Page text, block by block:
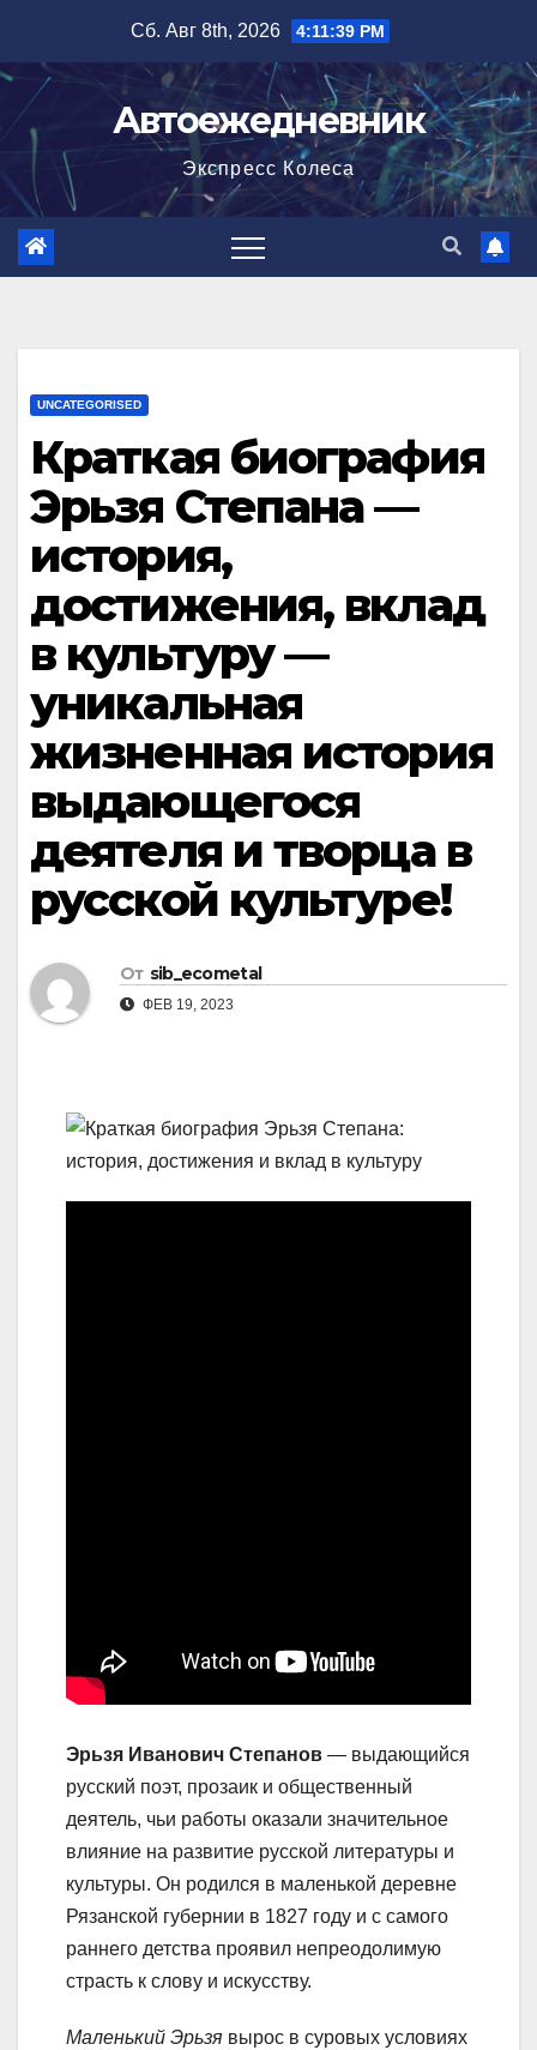
содержимому
Сб. Авг 8th, 2026 4:11:40 PM
Автоежедневник
Экспресс Колеса
UNCATEGORISED
Краткая биография
Эрьзя Степана —
история,
достижения, вклад
в культуру —
уникальная
жизненная история
выдающегося
деятеля и творца в
русской культуре!
От sib_ecometal
ФЕВ 19, 2023
Эрьзя Иванович Степанов — выдающийся
русский поэт, прозаик и общественный
деятель, чьи работы оказали значительное
влияние на развитие русской литературы и
культуры. Он родился в маленькой деревне
Рязанской губернии в 1827 году и с самого
раннего детства проявил непреодолимую
страсть к слову и искусству.
Маленький Эрьзя вырос в суровых условиях